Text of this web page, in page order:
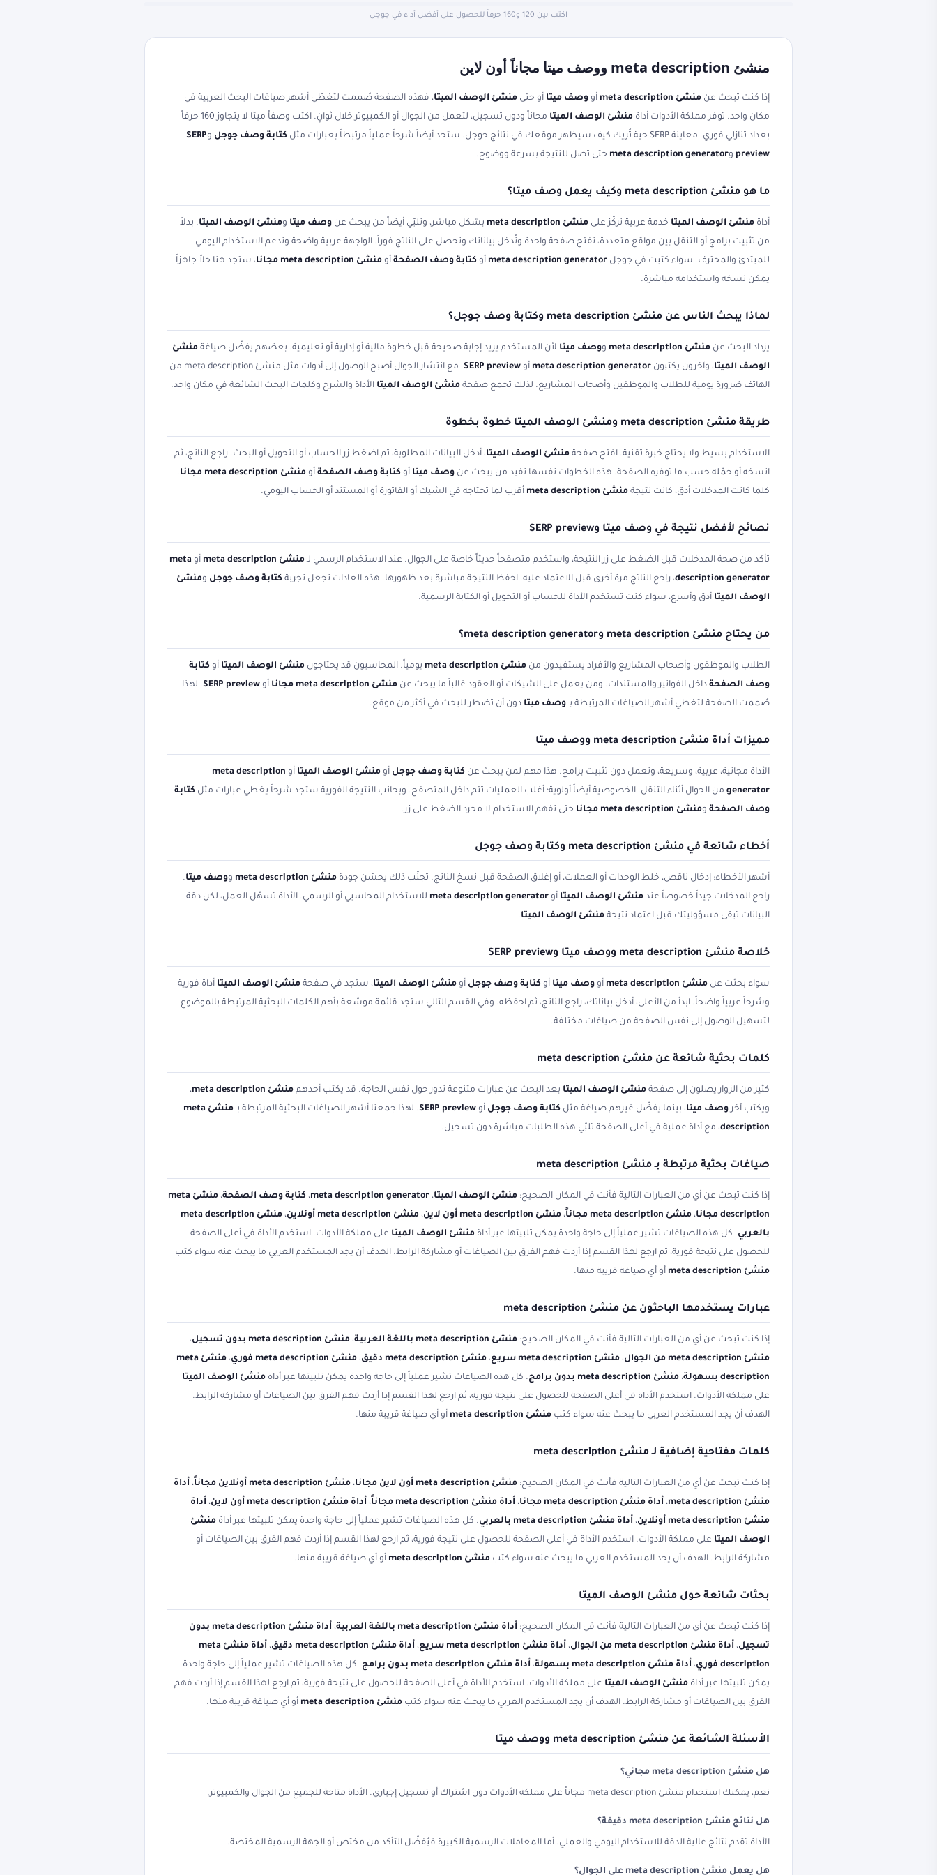
اكتب بين 120 و160 حرفاً للحصول على أفضل أداء في جوجل
منشئ meta description ووصف ميتا مجاناً أون لاين
إذا كنت تبحث عن منشئ meta description أو وصف ميتا أو حتى منشئ الوصف الميتا، فهذه الصفحة صُممت لتغطّي أشهر صياغات البحث العربية في
مكان واحد. توفر مملكة الأدوات أداة منشئ الوصف الميتا
مجاناً ودون تسجيل، لتعمل من الجوال أو الكمبيوتر خلال ثوانٍ. اكتب وصفاً ميتا لا يتجاوز 160 حرفاً
بعداد تنازلي فوري. معاينة SERP حية تُريك كيف سيظهر موقعك في نتائج جوجل. ستجد أيضاً شرحاً عملياً مرتبطاً بعبارات مثل
كتابة وصف جوجل وSERP
preview وmeta description generator حتى تصل للنتيجة بسرعة ووضوح.
ما هو منشئ meta description وكيف يعمل وصف ميتا؟
أداة منشئ الوصف الميتا خدمة عربية تركّز على منشئ meta description بشكل مباشر، وتلبّي أيضاً من يبحث عن وصف ميتا ومنشئ الوصف الميتا. بدلاً
من تثبيت برامج أو التنقل بين مواقع متعددة، تفتح صفحة واحدة وتُدخل بياناتك وتحصل على الناتج فوراً. الواجهة عربية واضحة وتدعم الاستخدام اليومي
للمبتدئ والمحترف. سواء كتبت في جوجل meta description generator أو كتابة وصف الصفحة أو منشئ meta description مجانا
، ستجد هنا حلاً جاهزاً
يمكن نسخه واستخدامه مباشرة.
لماذا يبحث الناس عن منشئ meta description وكتابة وصف جوجل؟
يزداد البحث عن منشئ meta description ووصف ميتا لأن المستخدم يريد إجابة صحيحة قبل خطوة مالية أو إدارية أو تعليمية. بعضهم يفضّل صياغة منشئ
الوصف الميتا، وآخرون يكتبون meta description generator أو SERP preview
. مع انتشار الجوال أصبح الوصول إلى أدوات مثل منشئ meta description من
الهاتف ضرورة يومية للطلاب والموظفين وأصحاب المشاريع. لذلك تجمع صفحة منشئ الوصف الميتا الأداة والشرح وكلمات البحث الشائعة في مكان واحد.
طريقة منشئ meta description ومنشئ الوصف الميتا خطوة بخطوة
الاستخدام بسيط ولا يحتاج خبرة تقنية. افتح صفحة منشئ الوصف الميتا، أدخل البيانات المطلوبة، ثم اضغط زر الحساب أو التحويل أو البحث. راجع الناتج، ثم
انسخه أو حمّله حسب ما توفره الصفحة. هذه الخطوات نفسها تفيد من يبحث عن وصف ميتا أو كتابة وصف الصفحة أو منشئ meta description مجانا
.
كلما كانت المدخلات أدق، كانت نتيجة منشئ meta description أقرب لما تحتاجه في الشيك أو الفاتورة أو المستند أو الحساب اليومي.
نصائح لأفضل نتيجة في وصف ميتا وSERP preview
تأكد من صحة المدخلات قبل الضغط على زر النتيجة، واستخدم متصفحاً حديثاً خاصة على الجوال. عند الاستخدام الرسمي لـ منشئ meta description أو meta
description generator، راجع الناتج مرة أخرى قبل الاعتماد عليه. احفظ النتيجة مباشرة بعد ظهورها. هذه العادات تجعل تجربة كتابة وصف جوجل ومنشئ
الوصف الميتا أدق وأسرع، سواء كنت تستخدم الأداة للحساب أو التحويل أو الكتابة الرسمية.
من يحتاج منشئ meta description وmeta description generator؟
الطلاب والموظفون وأصحاب المشاريع والأفراد يستفيدون من منشئ meta description يومياً. المحاسبون قد يحتاجون منشئ الوصف الميتا أو كتابة
وصف الصفحة داخل الفواتير والمستندات. ومن يعمل على الشيكات أو العقود غالباً ما يبحث عن منشئ meta description مجانا أو SERP preview. لهذا
صُممت الصفحة لتغطي أشهر الصياغات المرتبطة بـ وصف ميتا دون أن تضطر للبحث في أكثر من موقع.
مميزات أداة منشئ meta description ووصف ميتا
الأداة مجانية، عربية، وسريعة، وتعمل دون تثبيت برامج. هذا مهم لمن يبحث عن كتابة وصف جوجل أو منشئ الوصف الميتا أو meta description
generator من الجوال أثناء التنقل. الخصوصية أيضاً أولوية؛ أغلب العمليات تتم داخل المتصفح. وبجانب النتيجة الفورية ستجد شرحاً يغطي عبارات مثل كتابة
وصف الصفحة ومنشئ meta description مجانا حتى تفهم الاستخدام لا مجرد الضغط على زر.
أخطاء شائعة في منشئ meta description وكتابة وصف جوجل
أشهر الأخطاء: إدخال ناقص، خلط الوحدات أو العملات، أو إغلاق الصفحة قبل نسخ الناتج. تجنّب ذلك يحسّن جودة منشئ meta description ووصف ميتا.
راجع المدخلات جيداً خصوصاً عند منشئ الوصف الميتا أو meta description generator للاستخدام المحاسبي أو الرسمي. الأداة تسهّل العمل، لكن دقة
البيانات تبقى مسؤوليتك قبل اعتماد نتيجة منشئ الوصف الميتا.
خلاصة منشئ meta description ووصف ميتا وSERP preview
سواء بحثت عن منشئ meta description أو وصف ميتا أو كتابة وصف جوجل أو منشئ الوصف الميتا، ستجد في صفحة منشئ الوصف الميتا أداة فورية
وشرحاً عربياً واضحاً. ابدأ من الأعلى، أدخل بياناتك، راجع الناتج، ثم احفظه. وفي القسم التالي ستجد قائمة موسّعة بأهم الكلمات البحثية المرتبطة بالموضوع
لتسهيل الوصول إلى نفس الصفحة من صياغات مختلفة.
كلمات بحثية شائعة عن منشئ meta description
كثير من الزوار يصلون إلى صفحة منشئ الوصف الميتا بعد البحث عن عبارات متنوعة تدور حول نفس الحاجة. قد يكتب أحدهم منشئ meta description
،
ويكتب آخروصف ميتا، بينما يفضّل غيرهم صياغة مثل كتابة وصف جوجل أو SERP preview. لهذا جمعنا أشهر الصياغات البحثية المرتبطة بـ
منشئ meta
description، مع أداة عملية في أعلى الصفحة تلبّي هذه الطلبات مباشرة دون تسجيل.
صياغات بحثية مرتبطة بـ منشئ meta description
إذا كنت تبحث عن أي من العبارات التالية فأنت في المكان الصحيح: منشئ الوصف الميتا، meta description generator، كتابة وصف الصفحة،
منشئ meta
description مجانا
، منشئ meta description مجاناً ، منشئ meta description أون لاين ، منشئ meta description أونلاين ،
منشئ meta description
بالعربي. كل هذه الصياغات تشير عملياً إلى حاجة واحدة يمكن تلبيتها عبر أداة منشئ الوصف الميتا على مملكة الأدوات. استخدم الأداة في أعلى الصفحة
للحصول على نتيجة فورية، ثم ارجع لهذا القسم إذا أردت فهم الفرق بين الصياغات أو مشاركة الرابط. الهدف أن يجد المستخدم العربي ما يبحث عنه سواء كتب
منشئ meta description
أو أي صياغة قريبة منها.
عبارات يستخدمها الباحثون عن منشئ meta description
إذا كنت تبحث عن أي من العبارات التالية فأنت في المكان الصحيح: منشئ meta description باللغة العربية ، منشئ meta description بدون تسجيل
،
منشئ meta description من الجوال
، منشئ meta description سريع ، منشئ meta description دقيق ، منشئ meta description فوري ،
منشئ meta
description بسهولة
، منشئ meta description بدون برامج . كل هذه الصياغات تشير عملياً إلى حاجة واحدة يمكن تلبيتها عبر أداة منشئ الوصف الميتا
على مملكة الأدوات. استخدم الأداة في أعلى الصفحة للحصول على نتيجة فورية، ثم ارجع لهذا القسم إذا أردت فهم الفرق بين الصياغات أو مشاركة الرابط.
الهدف أن يجد المستخدم العربي ما يبحث عنه سواء كتب منشئ meta description أو أي صياغة قريبة منها.
كلمات مفتاحية إضافية لـ منشئ meta description
إذا كنت تبحث عن أي من العبارات التالية فأنت في المكان الصحيح: منشئ meta description أون لاين مجانا ، منشئ meta description أونلاين مجاناً ، أداة
منشئ meta description
، أداة منشئ meta description مجانا ، أداة منشئ meta description مجاناً ، أداة منشئ meta description أون لاين ، أداة
منشئ meta description أونلاين
، أداة منشئ meta description بالعربي . كل هذه الصياغات تشير عملياً إلى حاجة واحدة يمكن تلبيتها عبر أداة منشئ
الوصف الميتا على مملكة الأدوات. استخدم الأداة في أعلى الصفحة للحصول على نتيجة فورية، ثم ارجع لهذا القسم إذا أردت فهم الفرق بين الصياغات أو
مشاركة الرابط. الهدف أن يجد المستخدم العربي ما يبحث عنه سواء كتب منشئ meta description أو أي صياغة قريبة منها.
بحثات شائعة حول منشئ الوصف الميتا
إذا كنت تبحث عن أي من العبارات التالية فأنت في المكان الصحيح: أداة منشئ meta description باللغة العربية ،
أداة منشئ meta description بدون
تسجيل، أداة منشئ meta description من الجوال ، أداة منشئ meta description سريع ، أداة منشئ meta description دقيق ،
أداة منشئ meta
description فوري
، أداة منشئ meta description بسهولة ، أداة منشئ meta description بدون برامج
. كل هذه الصياغات تشير عملياً إلى حاجة واحدة
يمكن تلبيتها عبر أداة منشئ الوصف الميتا على مملكة الأدوات. استخدم الأداة في أعلى الصفحة للحصول على نتيجة فورية، ثم ارجع لهذا القسم إذا أردت فهم
الفرق بين الصياغات أو مشاركة الرابط. الهدف أن يجد المستخدم العربي ما يبحث عنه سواء كتب منشئ meta description أو أي صياغة قريبة منها.
الأسئلة الشائعة عن منشئ meta description ووصف ميتا
هل منشئ meta description مجاني؟
نعم، يمكنك استخدام منشئ meta description مجاناً على مملكة الأدوات دون اشتراك أو تسجيل إجباري. الأداة متاحة للجميع من الجوال والكمبيوتر.
هل نتائج منشئ meta description دقيقة؟
الأداة تقدم نتائج عالية الدقة للاستخدام اليومي والعملي. أما المعاملات الرسمية الكبيرة فيُفضّل التأكد من مختص أو الجهة الرسمية المختصة.
هل يعمل منشئ meta description على الجوال؟